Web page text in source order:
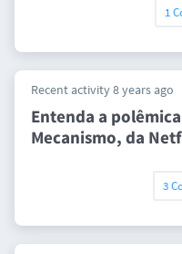
1
Recent activity 8 years ago
Entenda a
Mecanismo, da
3